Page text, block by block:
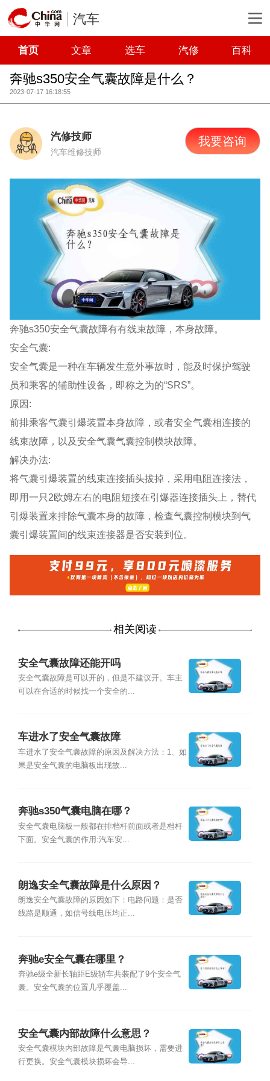
汽车
首页 文章 选车 汽修 百科
奔驰s350安全气囊故障是什么？
2023-07-17 16:18:55
汽修技师
汽车维修技师
我要咨询
奔驰s350安全气囊故障有有线束故障，本身故障。
安全气囊:
安全气囊是一种在车辆发生意外事故时，能及时保护驾驶
员和乘客的辅助性设备，即称之为的“SRS”。
原因:
前排乘客气囊引爆装置本身故障，或者安全气囊相连接的
线束故障，以及安全气囊气囊控制模块故障。
解决办法:
将气囊引爆装置的线束连接插头拔掉，采用电阻连接法，
即用一只2欧姆左右的电阻短接在引爆器连接插头上，替代
引爆装置来排除气囊本身的故障，检查气囊控制模块到气
囊引爆装置间的线束连接器是否安装到位。
相关阅读
安全气囊故障还能开吗
安全气囊故障是可以开的，但是不建议开。车主
可以在合适的时候找一个安全的...
车进水了安全气囊故障
车进水了安全气囊故障的原因及解决方法：1、如
果是安全气囊的电脑板出现故...
奔驰s350气囊电脑在哪？
安全气囊电脑板一般都在排档杆前面或者是档杆
下面。安全气囊的作用:汽车安...
朗逸安全气囊故障是什么原因？
朗逸安全气囊故障的原因如下：电路问题：是否
线路是顺通，如信号线电压均正...
奔驰e安全气囊在哪里？
奔驰e级全新长轴距E级轿车共装配了9个安全气
囊。安全气囊的位置几乎覆盖...
安全气囊内部故障什么意思？
安全气囊模块内部故障是气囊电脑损坏，需要进
行更换。安全气囊模块损坏会导...